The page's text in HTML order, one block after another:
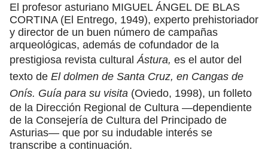
El profesor asturiano MIGUEL ÁNGEL DE BLAS
CORTINA (El Entrego, 1949), experto prehistoriador
y director de un buen número de campañas
arqueológicas, además de cofundador de la
prestigiosa revista cultural Ástura, es el autor del
texto de El dolmen de Santa Cruz, en Cangas de
Onís. Guía para su visita (Oviedo, 1998), un folleto
de la Dirección Regional de Cultura —dependiente
de la Consejería de Cultura del Principado de
Asturias— que por su indudable interés se
transcribe a continuación.